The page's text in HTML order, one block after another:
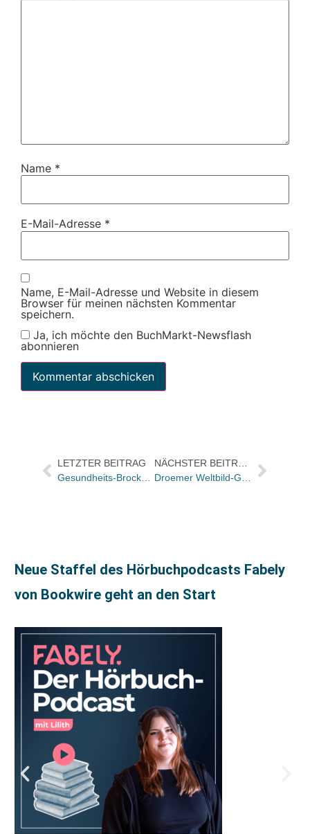
Name *
E-Mail-Adresse *
Name, E-Mail-Adresse und Website in diesem
Browser für meinen nächsten Kommentar
speichern.
Ja, ich möchte den BuchMarkt-Newsflash
abonnieren
LETZTER BEITRAG
Gesundheits-Brockhaus im Internet
Neue Staffel des Hörbuchpodcasts Fabely
von Bookwire geht an den Start